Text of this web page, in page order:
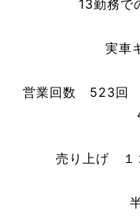
13勤務
実車
営業回数 523
売り上げ １